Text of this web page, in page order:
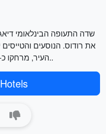
שדה התעופה הבינלאומי
את רודוס. הנוסעים
העיר, מרחקו כ-14 ק"מ ממזרח למרכז העיר רודוס..